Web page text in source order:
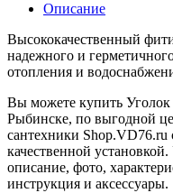
Описание
Высококачественный
надежного и
отопления и
Вы можете купить Уголок
Рыбинске, по выгодной
сантехники Shop.VD76.ru
качественной
описание, фото,
инструкция и аксессуары.